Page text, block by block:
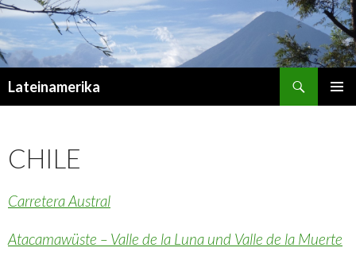
Lateinamerika
CHILE
Carretera Austral
Atacamawüste – Valle de la Luna und Valle de la Muerte